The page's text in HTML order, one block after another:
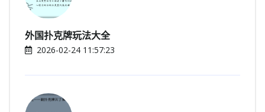
外国扑克牌玩法大全
2026-02-24 11:57:23